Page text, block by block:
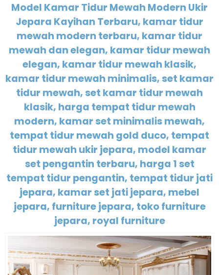
Model Kamar Tidur Mewah Modern Ukir
Jepara Kayihan Terbaru, kamar tidur
mewah modern terbaru, kamar tidur
mewah dan elegan, kamar tidur mewah
elegan, kamar tidur mewah klasik,
kamar tidur mewah minimalis, set kamar
tidur mewah, set kamar tidur mewah
klasik, harga tempat tidur mewah
modern, kamar set minimalis mewah,
tempat tidur mewah gold duco, tempat
tidur mewah ukir jepara, model kamar
set pengantin terbaru, harga 1 set
tempat tidur pengantin, tempat tidur jati
jepara, kamar set jati jepara, mebel
jepara, furniture jepara, toko furniture
jepara, royal furniture